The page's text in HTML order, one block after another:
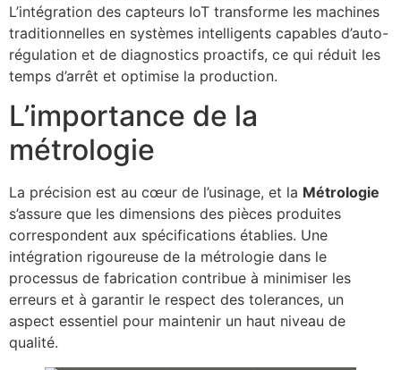
L’intégration des capteurs IoT transforme les machines
traditionnelles en systèmes intelligents capables d’auto-
régulation et de diagnostics proactifs, ce qui réduit les
temps d’arrêt et optimise la production.
L’importance de la
métrologie
La précision est au cœur de l’usinage, et la Métrologie
s’assure que les dimensions des pièces produites
correspondent aux spécifications établies. Une
intégration rigoureuse de la métrologie dans le
processus de fabrication contribue à minimiser les
erreurs et à garantir le respect des tolerances, un
aspect essentiel pour maintenir un haut niveau de
qualité.